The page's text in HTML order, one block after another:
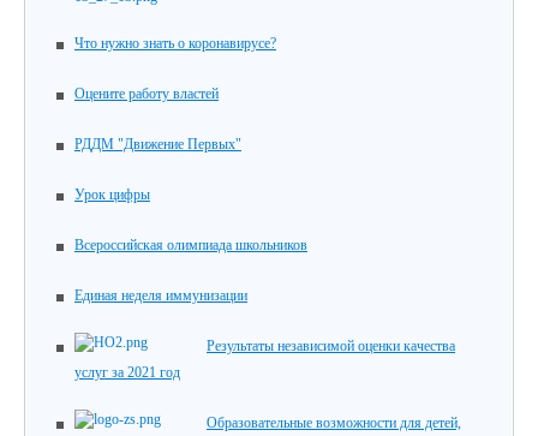
Что нужно знать о коронавирусе?
Оцените работу властей
РДДМ "Движение Первых"
Урок цифры
Всероссийская олимпиада школьников
Единая неделя иммунизации
Результаты независимой оценки качества
услуг за 2021 год
Образовательные возможности для детей,